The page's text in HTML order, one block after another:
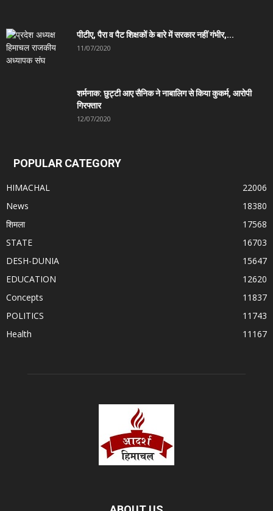
पीटीए, पैरा व पैट शिक्षकों के बारे में सरकार नहीं गंभीर,...
11/07/2020
शर्मनाक: छुट्टी आए सैनिक ने नाबालिग से किया कुकर्म, आरोपी
गिरफ्तार
12/07/2020
POPULAR CATEGORY
HIMACHAL
22006
News
18380
शिमला
17568
STATE
16703
DESH-DUNIA
15647
EDUCATION
12620
Concepts
11837
POLITICS
11743
Health
11167